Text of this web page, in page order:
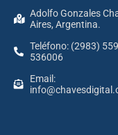
Adolfo Gonzales
Aires, Argentina.
Teléfono: (2983)
536006
Email: